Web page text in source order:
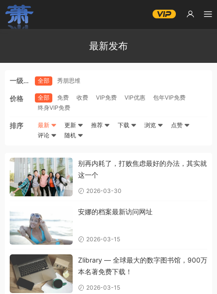
最新发布
一级分
全部 秀朋思维
价格 全部 免费 收费 VIP免费 VIP优惠
包年VIP免费
终身VIP免费
排序 最新 更新 推荐 下载 浏览
点赞
评论
随机
别再内耗了，打败焦虑最好的办法，其实就
这一个
2026-03-30
安娜的档案最新访问网址
2026-03-15
Zlibrary — 全球最大的数字图书馆，900万
本名著免费下载！
2026-03-15